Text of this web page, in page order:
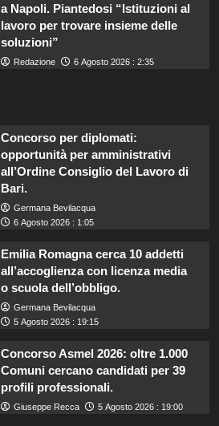
a Napoli. Piantedosi “Istituzioni al
lavoro per trovare insieme delle
soluzioni”
Redazione 6 Agosto 2026 : 2:35
Concorso per diplomati:
opportunità per amministrativi
all’Ordine Consiglio del Lavoro di
Bari.
Germana Bevilacqua
6 Agosto 2026 : 1:05
Emilia Romagna cerca 10 addetti
all’accoglienza con licenza media
o scuola dell’obbligo.
Germana Bevilacqua
5 Agosto 2026 : 19:15
Concorso Asmel 2026: oltre 1.000
Comuni cercano candidati per 39
profili professionali.
Giuseppe Recca 5 Agosto 2026 : 19:00